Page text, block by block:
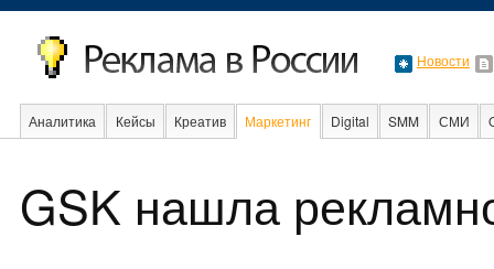
Новости
Аналитика Кейсы Креатив Маркетинг Digital SMM СМИ
Интернет
GSK нашла